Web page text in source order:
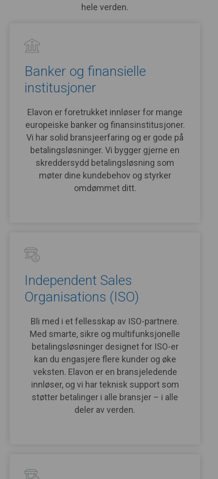
hele verden.
Banker og finansielle
institusjoner
Elavon er foretrukket innløser for mange
europeiske banker og finansinstitusjoner.
Vi har solid bransjeerfaring og er gode på
betalingsløsninger. Vi bygger gjerne en
skreddersydd betalingsløsning som
møter dine kundebehov og styrker
omdømmet ditt.
Independent Sales
Organisations (ISO)
Bli med i et fellesskap av ISO-partnere.
Med smarte, sikre og multifunksjonelle
betalingsløsninger designet for ISO-er
kan du engasjere flere kunder og øke
veksten. Elavon er en bransjeledende
innløser, og vi har teknisk support som
støtter betalinger i alle bransjer – i alle
deler av verden.